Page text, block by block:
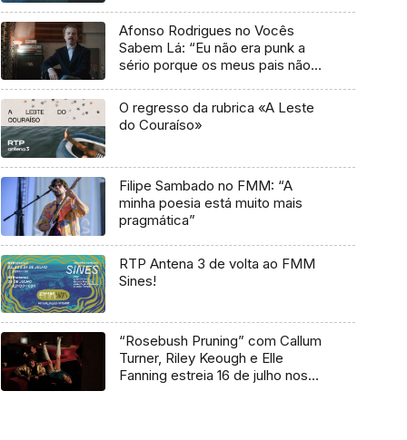
Afonso Rodrigues no Vocês
Sabem Lá: “Eu não era punk a
sério porque os meus pais não
O regresso da rubrica «A Leste
do Couraíso»
Filipe Sambado no FMM: “A
minha poesia está muito mais
pragmática”
RTP Antena 3 de volta ao FMM
Sines!
“Rosebush Pruning” com Callum
Turner, Riley Keough e Elle
Fanning estreia 16 de julho nos